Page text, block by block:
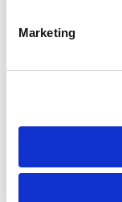
Marketing
15WORKOUT
Allenamento
Allenamento